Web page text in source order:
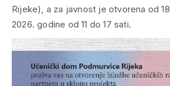
Rijeke), a za javnost je otvorena od
2026. godine od 11 do 17 sati.